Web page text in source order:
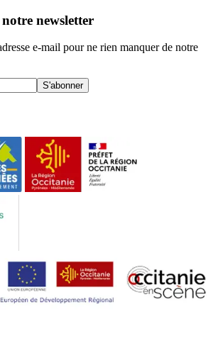
newsletter
e-mail pour ne rien manquer de notre
S'abonner